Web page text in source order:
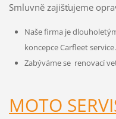
Smluvně zajišťujeme
Naše firma je
koncepce Carfleet service.
Zabýváme se renovací
MOTO